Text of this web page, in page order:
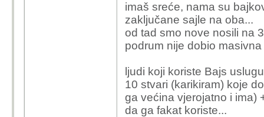
imaš sreće, nama su
zaključane sajle na oba...
od tad smo nove nosili na
podrum nije dobio
ljudi koji koriste Bajs
10 stvari (karikiram) koje
ga većina vjerojatno i ima)
da ga fakat koriste...